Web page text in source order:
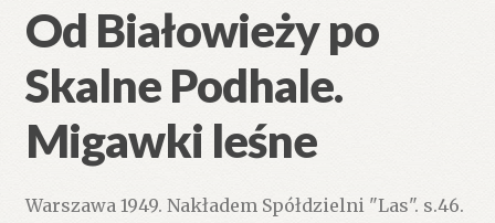
Od Białowieży po
Skalne Podhale.
Migawki leśne
Warszawa 1949. Nakładem Spółdzielni "Las". s.46.